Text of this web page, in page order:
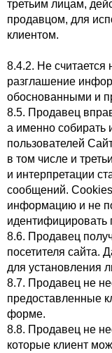
третьим лицам,
продавцом, для
клиентом.
8.4.2. Не считается
разглашение
обоснованными и
8.5. Продавец
а именно собирать
пользователей
в том числе и
и интерпретации
сообщений.
информацию и не
идентифицировать
8.6. Продавец
посетителя сайта.
для установления
8.7. Продавец не
предоставленные
форме.
8.8. Продавец не
которые клиент